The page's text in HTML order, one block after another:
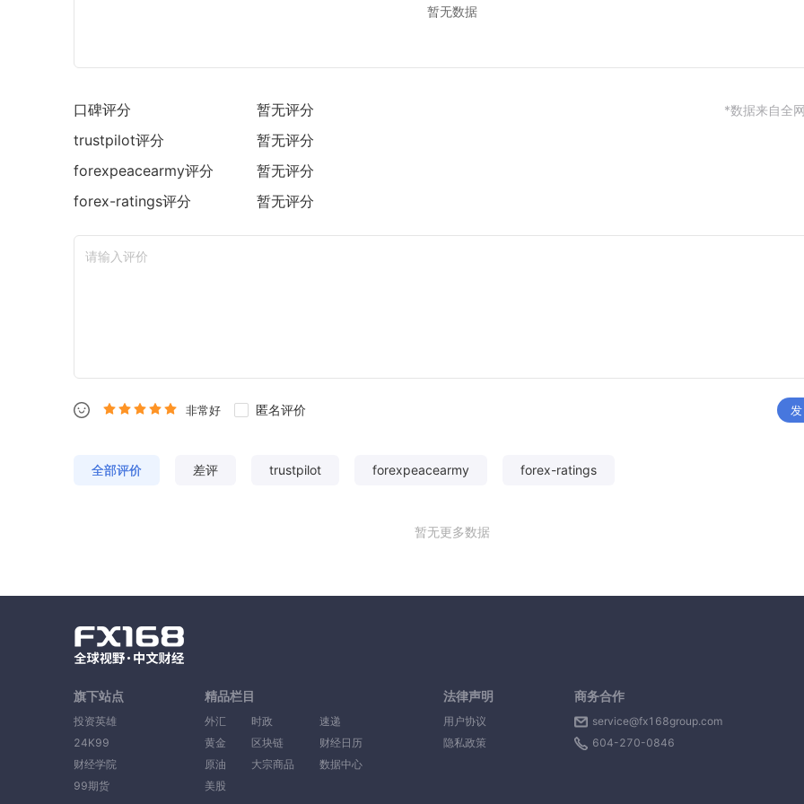
暂无数据
口碑评分 暂无评分 *数据来自全
trustpilot评分
暂无评分
forexpeacearmy评分
暂无评分
forex-ratings评分 暂无评分
非常好 匿名评价
全部评价 差评 trustpilot forexpeacearmy forex-ratings
暂无更多数据
旗下站点
投资英雄
24K99
财经学院
99期货
精品栏目
外汇 时政
速递
黄金
区块链
财经日历
原油
大宗商品
数据中心
美股
法律声明
用户协议
隐私政策
商务合作
service@fx168group.com
604-270-0846